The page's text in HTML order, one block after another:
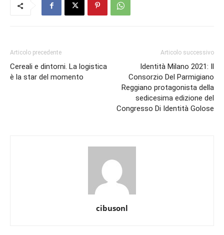
Articolo precedente
Cereali e dintorni. La logistica
è la star del momento
Articolo successivo
Identità Milano 2021: Il
Consorzio Del Parmigiano
Reggiano protagonista della
sedicesima edizione del
Congresso Di Identità Golose
cibusonl